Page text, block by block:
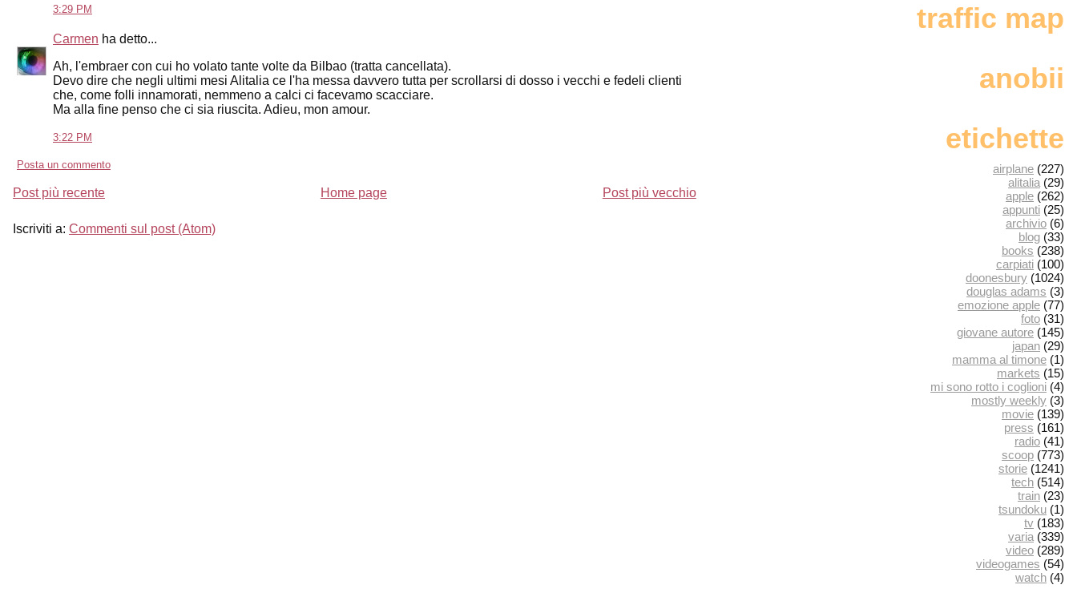
3:29 PM
Carmen ha detto...
Ah, l'embraer con cui ho volato tante volte da Bilbao (tratta cancellata).
Devo dire che negli ultimi mesi Alitalia ce l'ha messa davvero tutta per scrollarsi di dosso i vecchi e fedeli clienti
che, come folli innamorati, nemmeno a calci ci facevamo scacciare.
Ma alla fine penso che ci sia riuscita. Adieu, mon amour.
3:22 PM
Posta un commento
Post più recente Post più vecchio
Home page
Iscriviti a: Commenti sul post (Atom)
traffic map
anobii
etichette
airplane (227)
alitalia (29)
apple (262)
appunti (25)
archivio (6)
blog (33)
books (238)
carpiati (100)
doonesbury (1024)
douglas adams (3)
emozione apple (77)
foto (31)
giovane autore (145)
japan (29)
mamma al timone (1)
markets (15)
mi sono rotto i coglioni (4)
mostly weekly (3)
movie (139)
press (161)
radio (41)
scoop (773)
storie (1241)
tech (514)
train (23)
tsundoku (1)
tv (183)
varia (339)
video (289)
videogames (54)
watch (4)